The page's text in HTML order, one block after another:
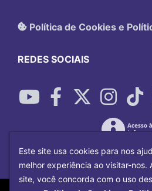
Política de Cookies e
REDES SOCIAIS
Este site usa cookies para nos
melhor experiência ao visitar-nos.
site, você concorda com o uso